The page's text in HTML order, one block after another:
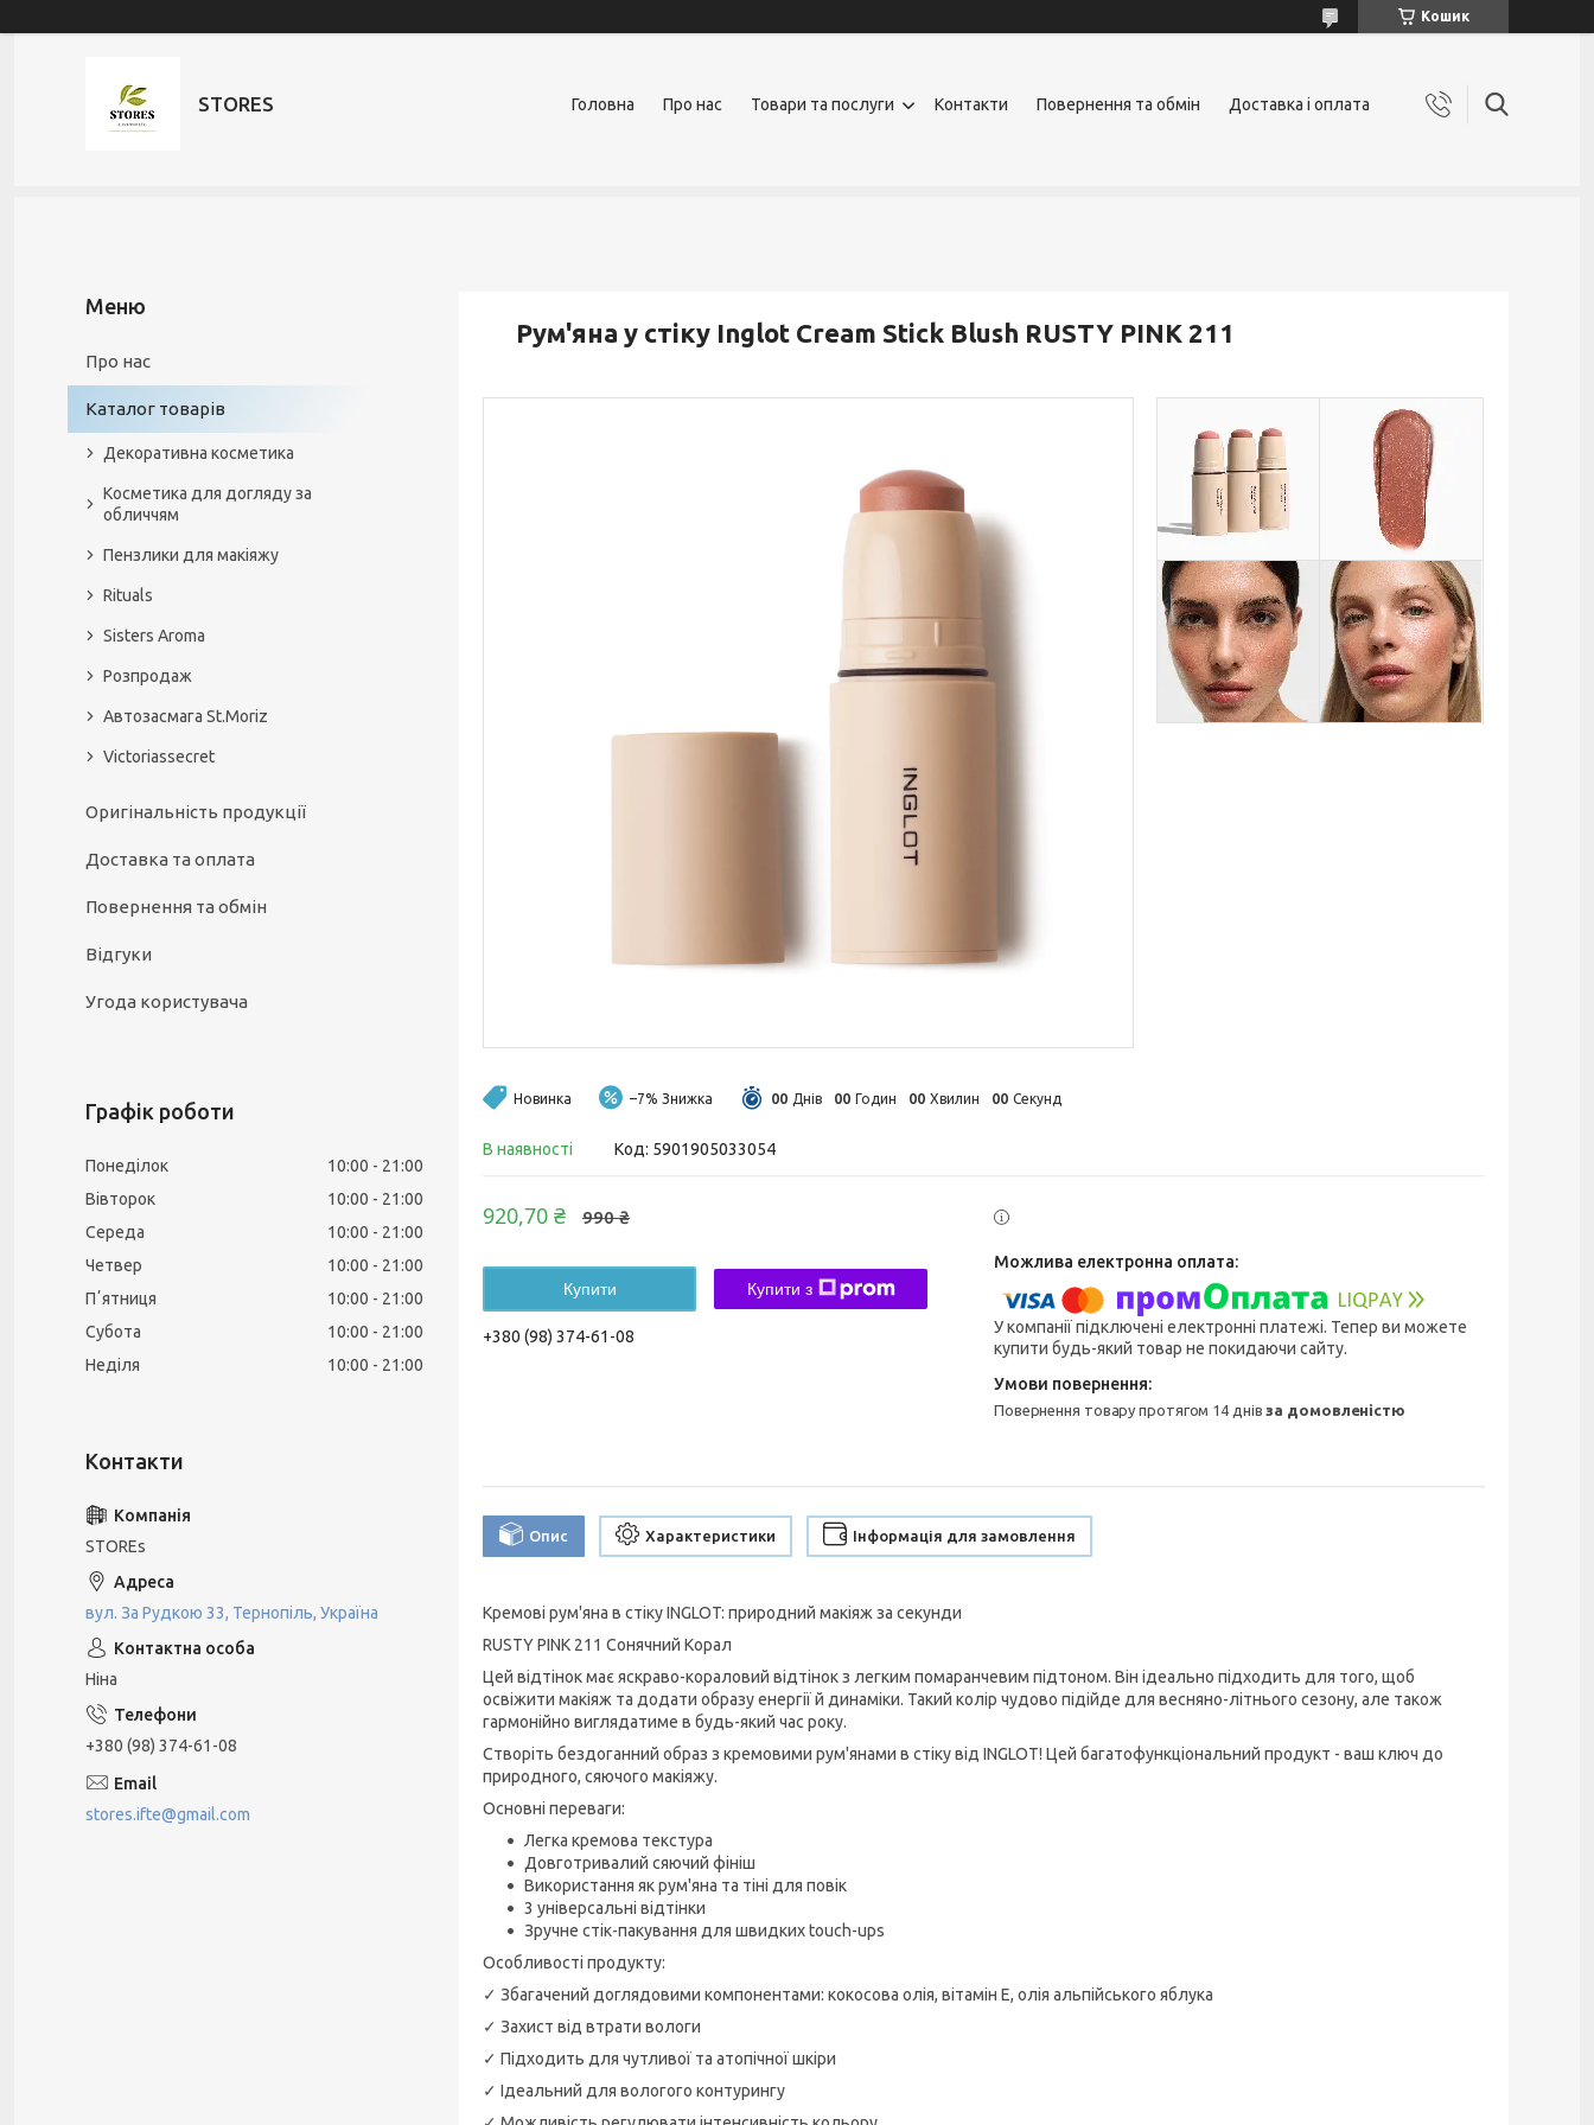
Кошик
STORES Головна Про нас Товари та послуги Контакти Повернення та обмін Доставка і оплата
Рум'яна у стіку Inglot Cream Stick Blush RUSTY PINK 211
Новинка –7% 00 Днів 00 Годин 00 Хвилин 00 Секунд
В наявності Код: 5901905033054
990 ₴
920,70 ₴
Купити Купити з
+380 (98) 374-61-08
У компанії підключені електронні платежі. Тепер ви можете
купити будь-який товар не покидаючи сайту.
повернення товару протягом 14 днівза домовленістю
Опис Характеристики Інформація для замовлення
Кремові рум'яна в стіку INGLOT: природний макіяж за секунди
RUSTY PINK 211 Сонячний Корал
Цей відтінок має яскраво-кораловий відтінок з легким помаранчевим підтоном. Він ідеально підходить для того, щоб
освіжити макіяж та додати образу енергії й динаміки. Такий колір чудово підійде для весняно-літнього сезону, але також
гармонійно виглядатиме в будь-який час року.
Створіть бездоганний образ з кремовими рум'янами в стіку від INGLOT! Цей багатофункціональний продукт - ваш ключ до
природного, сяючого макіяжу.
Основні переваги:
Легка кремова текстура
Довготривалий сяючий фініш
Використання як рум'яна та тіні для повік
3 універсальні відтінки
Зручне стік-пакування для швидких touch-ups
Особливості продукту:
✓ Збагачений доглядовими компонентами: кокосова олія, вітамін E, олія альпійського яблука
✓ Захист від втрати вологи
✓ Підходить для чутливої та атопічної шкіри
✓ Ідеальний для вологого контурингу
Про нас
Каталог товарів
Декоративна косметика
Косметика для догляду за
обличчям
Пензлики для макіяжу
Rituals
Sisters Aroma
Розпродаж
Автозасмага St.Moriz
Victoriassecret
Оригінальність продукції
Доставка та оплата
Повернення та обмін
Відгуки
Угода користувача
Графік роботи
Понеділок 10:00
21:00
Вівторок
10:00
21:00
Середа
10:00
21:00
Четвер
10:00
21:00
Пʼятниця
10:00
21:00
Субота
10:00
21:00
Неділя
10:00 21:00
STOREs
вул. За Рудкою 33, Тернопіль, Україна
Ніна
+380 (98) 374-61-08
stores.ifte@gmail.com